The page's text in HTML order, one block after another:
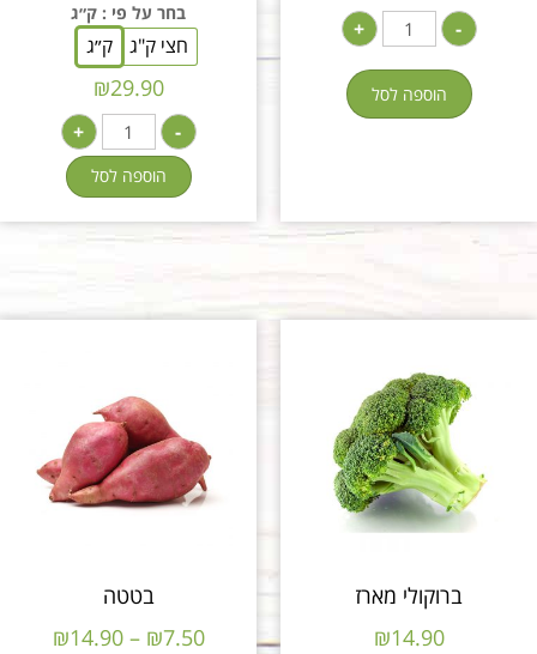
-
+
הוספה לסל
בחר על פי : ק״ג
חצי ק"ג ק״ג
₪29.90
-
+
הוספה לסל
ברוקולי מארז
₪14.90
בטטה
₪7.50
–
₪14.90